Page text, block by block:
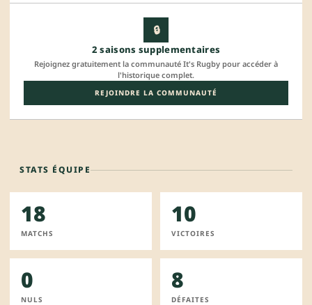
🔒
2 saisons supplementaires
Rejoignez gratuitement la communauté It's Rugby pour accéder à
l'historique complet.
REJOINDRE LA COMMUNAUTÉ
STATS ÉQUIPE
18
MATCHS
10
VICTOIRES
0
NULS
8
DÉFAITES